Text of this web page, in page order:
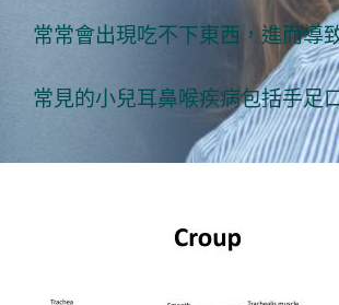
常常會出現吃不下東西，進而導
常見的小兒耳鼻喉疾病包括手足